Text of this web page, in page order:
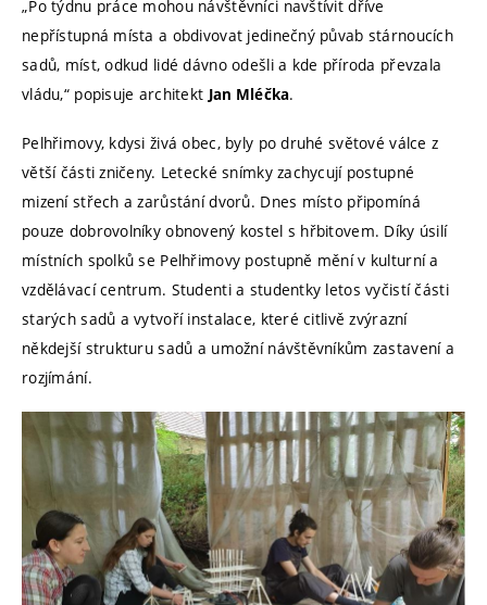
„Po týdnu práce mohou návštěvníci navštívit dříve
nepřístupná místa a obdivovat jedinečný půvab stárnoucích
sadů, míst, odkud lidé dávno odešli a kde příroda převzala
vládu,“ popisuje architekt Jan Mléčka.
Pelhřimovy, kdysi živá obec, byly po druhé světové válce z
větší části zničeny. Letecké snímky zachycují postupné
mizení střech a zarůstání dvorů. Dnes místo připomíná
pouze dobrovolníky obnovený kostel s hřbitovem. Díky úsilí
místních spolků se Pelhřimovy postupně mění v kulturní a
vzdělávací centrum. Studenti a studentky letos vyčistí části
starých sadů a vytvoří instalace, které citlivě zvýrazní
někdejší strukturu sadů a umožní návštěvníkům zastavení a
rozjímání.